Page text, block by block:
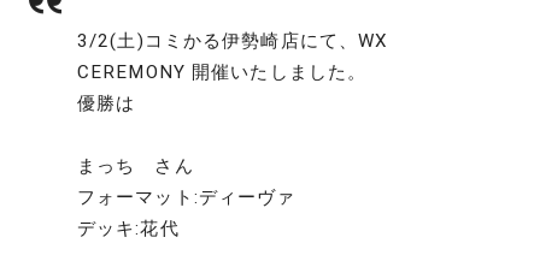
3/2(土)コミかる伊勢崎店にて、WX
CEREMONY 開催いたしました。
優勝は
まっち さん
フォーマット:ディーヴァ
デッキ:花代